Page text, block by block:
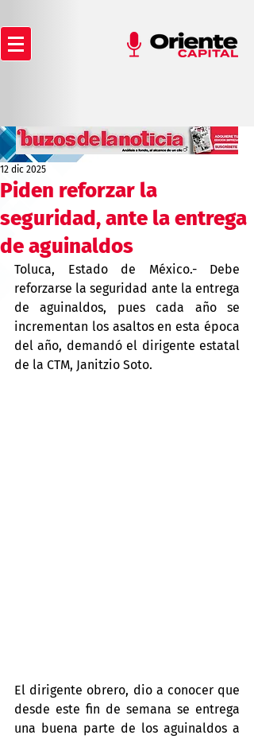
Piden reforzar la
seguridad, ante la entrega
de aguinaldos
12 dic 2025
Toluca, Estado de México.- Debe
reforzarse la seguridad ante la entrega
de aguinaldos, pues cada año se
incrementan los asaltos en esta época
del año, demandó el dirigente estatal
de la CTM, Janitzio Soto.
El dirigente obrero, dio a conocer que
desde este fin de semana se entrega
una buena parte de los aguinaldos a